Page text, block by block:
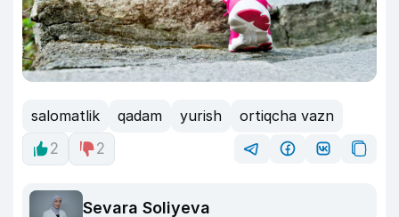
salomatlik qadam yurish
ortiqcha vazn
2
2
Sevara Soliyeva